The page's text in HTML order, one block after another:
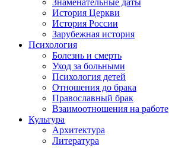
Знаменательные даты
История Церкви
История России
Зарубежная история
Психология
Болезнь и смерть
Уход за больными
Психология детей
Отношения до брака
Православный брак
Взаимоотношения на работе
Культура
Архитектура
Литература